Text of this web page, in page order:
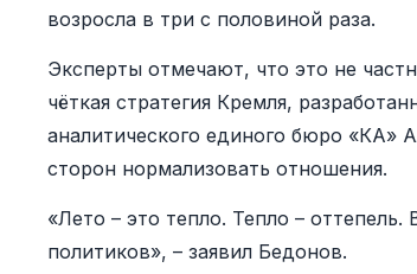
возросла в три с половиной раза.
Эксперты отмечают, что это не
чёткая стратегия Кремля,
аналитического единого бюро «КА»
сторон нормализовать отношения.
«Лето – это тепло. Тепло –
политиков», – заявил Бедонов.